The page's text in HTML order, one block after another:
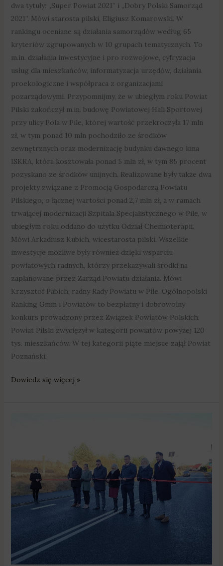
dwa tytuły: „Super Powiat 2021” i „Dobry Polski Samorząd
2021”. Mówi starosta pilski, Eligiusz Komarowski. W
rankingu oceniane są działania samorządów według 65
kryteriów zgrupowanych w 10 grupach tematycznych. To
m.in. działania inwestycyjne i pro rozwojowe, cyfryzacja
usług dla mieszkańców, informatyzacja urzędów, działania
proekologiczne i współpraca z organizacjami
pozarządowymi. Przypomnijmy, że w ubiegłym roku Powiat
Pilski zakończył m.in. budowę Powiatowej Hali Sportowej
przy ulicy Pola w Pile, której wartość przekroczyła 17 mln
zł, w tym ponad 10 mln pochodziło ze środków
zewnętrznych oraz modernizację budynku dawnego kina
ISKRA, która kosztowała ponad 5 mln zł, w tym 85 procent
pozyskano ze środków unijnych. Realizowane były także dwa
projekty związane z Promocją Gospodarczą Powiatu
Pilskiego, o łącznej wartości ponad 2,7 mln zł, a w ramach
trwającej modernizacji Szpitala Specjalistycznego w Pile, w
ubiegłym roku oddano do użytku Odział Chemioterapii.
Mówi Arkadiusz Kubich, wicestarosta pilski. Wszelkie
inwestycje możliwe były również dzięki wsparciu
powiatowych radnych, którzy przekazywali środki na
zaplanowane przez Zarząd Powiatu działania. Mówi
Krzysztof Pabich, radny Rady Powiatu w Pile. Ogólnopolski
Ranking Gmin i Powiatów to bezpłatny i dobrowolny
konkurs prowadzony przez Związek Powiatów Polskich.
Powiat Pilski zwyciężył w kategorii powiatów powyżej 120
tys. mieszkańców. W tej kategorii piąte miejsce zajął Powiat
Poznański.
Dowiedz się więcej »
oficjalnie
otwarta
[zdjęcia]